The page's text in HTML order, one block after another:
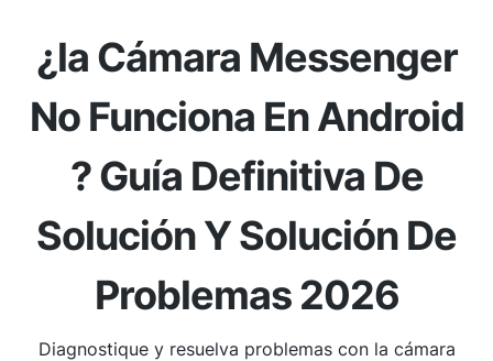
¿la Cámara Messenger
No Funciona En Android
? Guía Definitiva De
Solución Y Solución De
Problemas 2026
Diagnostique y resuelva problemas con la cámara